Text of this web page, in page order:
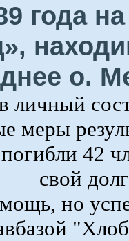
года
о.
личный
меры
42
свой
но